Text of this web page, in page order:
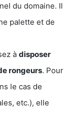
du domaine. Il
palette et de
à disposer
rongeurs. Pour
le cas de
etc.), elle